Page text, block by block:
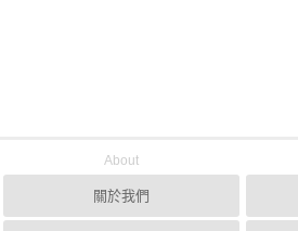
About
關於我們